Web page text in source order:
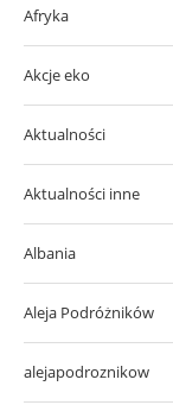
Afryka
Akcje eko
Aktualności
Aktualności inne
Albania
Aleja Podróżników
alejapodroznikow